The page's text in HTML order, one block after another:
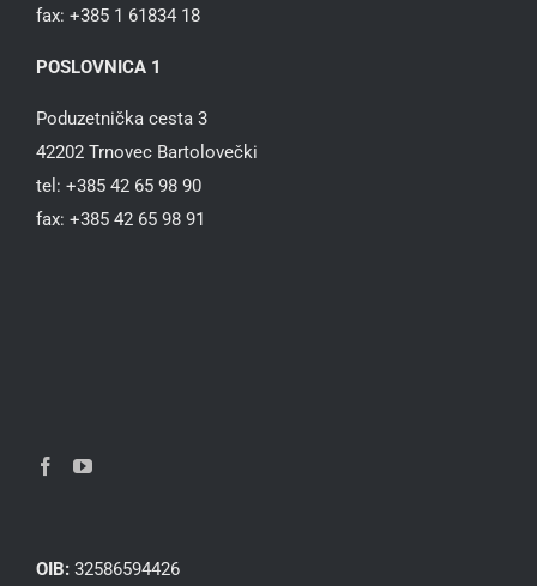
fax: +385 1 61834 18
POSLOVNICA 1
Poduzetnička cesta 3
42202 Trnovec Bartolovečki
tel: +385 42 65 98 90
fax: +385 42 65 98 91
OIB: 32586594426